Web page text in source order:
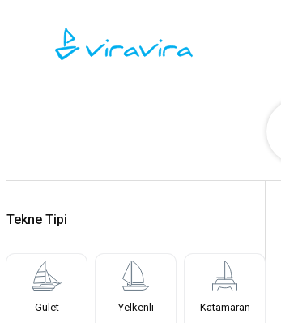
Tekne Tipi
Gulet
Yelkenli
Katamaran